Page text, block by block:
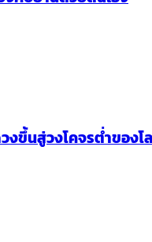
งขึ้นสู่วงโคจรต่ำของ